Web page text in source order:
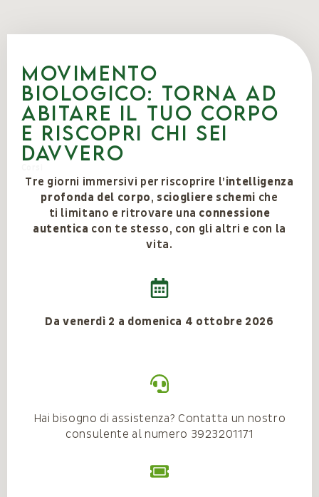
Movimento
biologico: torna ad
abitare il tuo corpo
e riscopri chi sei
davvero
Tre giorni immersivi per riscoprire l’intelligenza
profonda del corpo, sciogliere schemi che
ti limitano e ritrovare una connessione
autentica con te stesso, con gli altri e con la
vita.
Da venerdì 2 a domenica 4 ottobre 2026
Hai bisogno di assistenza? Contatta un nostro
consulente al numero 3923201171